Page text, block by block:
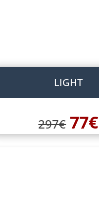
LIGHT
297€ 77€